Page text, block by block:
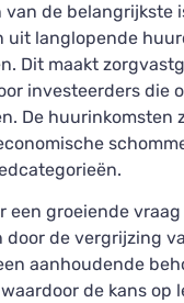
van de belangrijkste
uit langlopende
Dit maakt
investeerders die
De huurinkomsten
een groeiende
de vergrijzing
aanhoudende
de kans op